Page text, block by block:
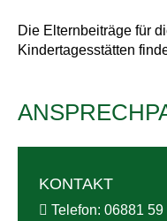
Die Elternbeiträge für
Kindertagesstätten
KONTAKT
Telefon: 06881 59